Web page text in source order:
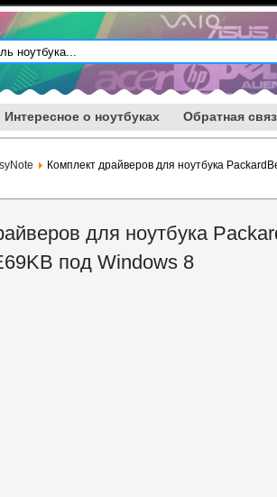
Интересное о ноутбуках Обратная
Комплект драйверов для ноутбука
для ноутбука
под Windows 8